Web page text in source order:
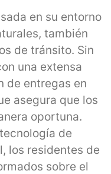
en su entorno
también
de tránsito. Sin
una extensa
de entregas en
asegura que los
oportuna.
de
los residentes de
sobre el